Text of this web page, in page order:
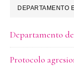
DEPARTAMENTO
Departamento
Protocolo